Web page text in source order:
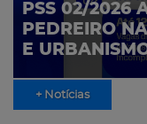
PSS 02/2026
PEDREIRO
E
+ Notícias